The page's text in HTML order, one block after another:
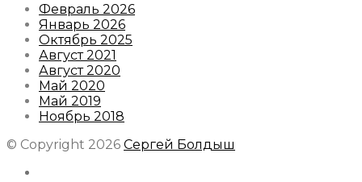
Февраль 2026
Январь 2026
Октябрь 2025
Август 2021
Август 2020
Май 2020
Май 2019
Ноябрь 2018
© Copyright 2026 Сергей Болдыш